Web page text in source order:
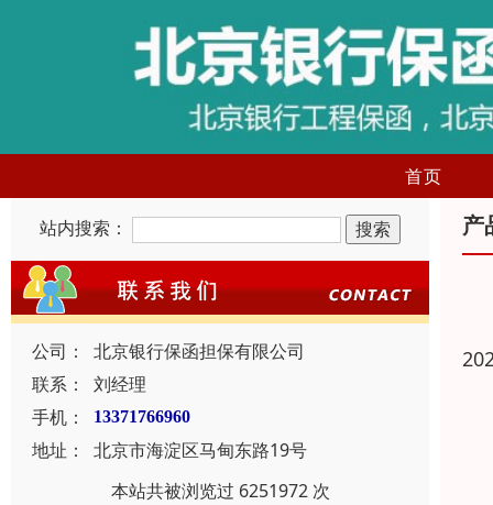
首页
站内搜索：
公司：
北京银行保函担保有限公司
联系：
刘经理
手机：
13371766960
地址：
北京市海淀区马甸东路19号
本站共被浏览过 6251972 次
产